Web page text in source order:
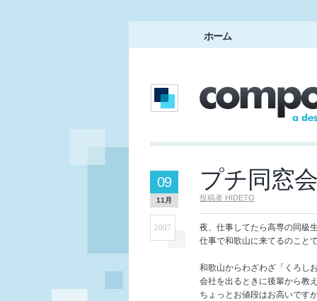
ホーム
プチ同窓
投稿者 HIDETO
09
11月
2007
夜、仕事してたら高専の同級
仕事で和歌山に来てるのこと
和歌山からわざわざ「くろし
会社を出るときに後輩から教
ちょっとお値段はお高いです